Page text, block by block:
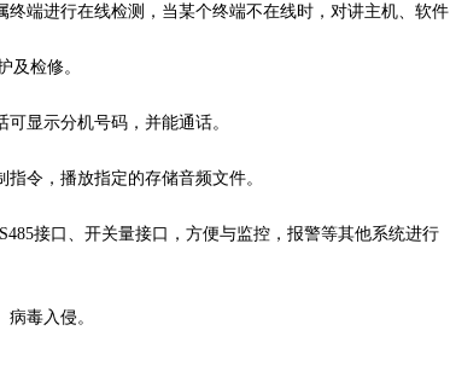
端进行在线检测，当某个终端不在线时，对讲主机、软件
及检修。
可显示分机号码，并能通话。
令，播放指定的存储音频文件。
接口、开关量接口，方便与监控，报警等其他系统进行
毒入侵。